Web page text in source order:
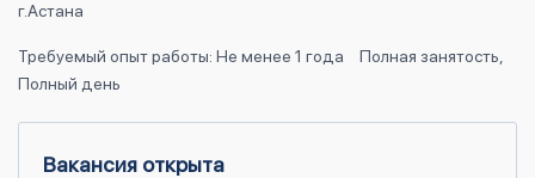
г.Астана
Требуемый опыт работы: Не менее 1 года
Полная занятость,
Полный день
Вакансия открыта